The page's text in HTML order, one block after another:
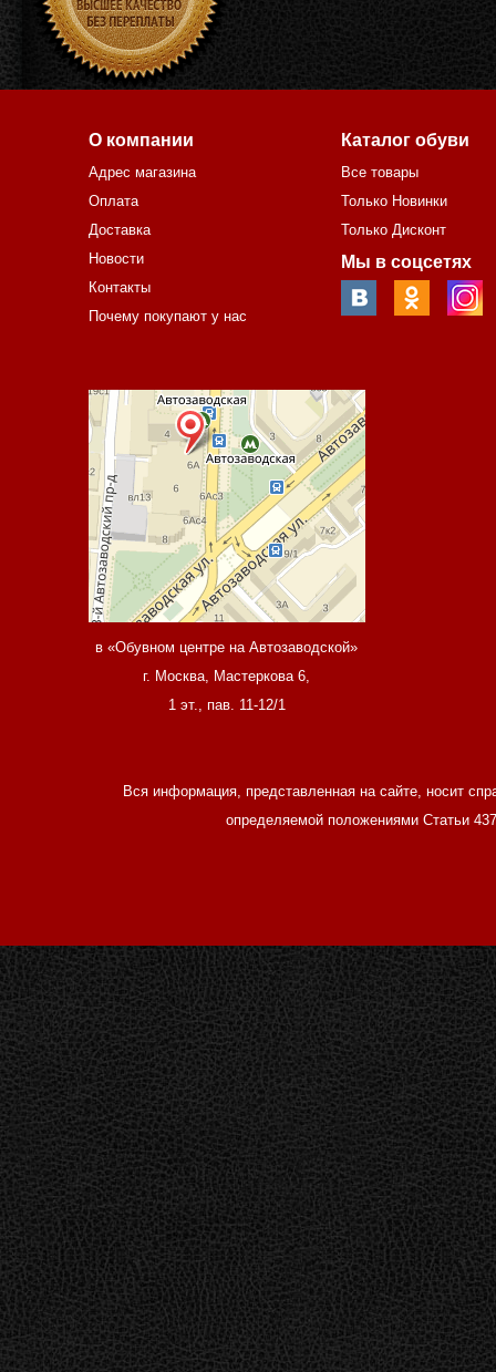
О компании
Адрес магазина
Оплата
Доставка
Новости
Контакты
Почему покупают у нас
Каталог обуви
Все товары
Только Новинки
Только Дисконт
Мы в соцсетях
в «Обувном центре на Автозаводской»
г. Москва, Мастеркова 6,
1 эт., пав. 11-12/1
Вся информация, представленная на сайте, носит
определяемой положениями Статьи